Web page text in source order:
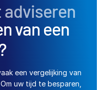
adviseren
van een
een vergelijking van
uw tijd te besparen,